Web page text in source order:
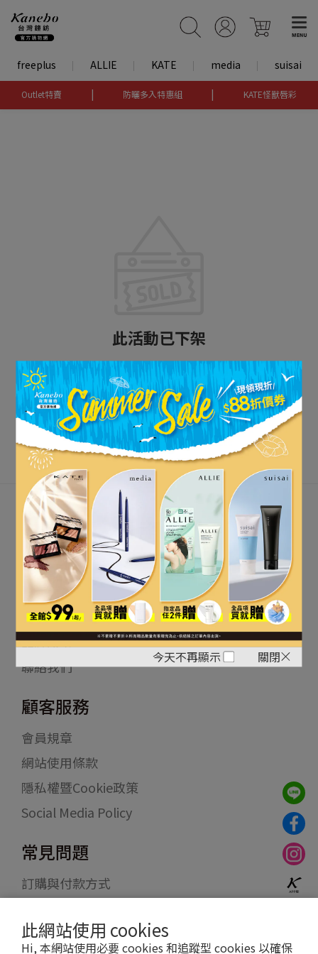
此網站使用 cookies
Hi, 本網站使用必要 cookies 和追蹤型 cookies 以確保
freeplus ALLIE KATE media suisai
Outlet特賣 | 防曬多入特惠組 | KATE怪獸唇彩
立即購買
今天不再顯示 關閉
此活動已下架
關注最新資訊
關於我們
品牌故事
聯絡我們
顧客服務
會員規章
網站使用條款
隱私權暨Cookie政策
Social Media Policy
常見問題
訂購與付款方式
退貨退款